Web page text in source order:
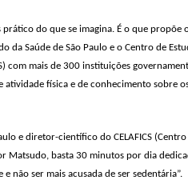
do que se imagina. É o que propõe
da Saúde de São Paulo e o Centro de
com mais de 300 instituições
física e de conhecimento sobre
e diretor-científico do CELAFICS
Matsudo, basta 30 minutos por dia
não ser mais acusada de ser sedentária”.